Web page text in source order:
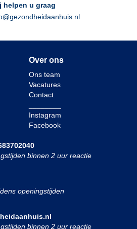
helpen u graag
Over ons
Ons team
Vacatures
Contact
Instagram
Facebook
binnen 2 uur reactie
openingstijden
binnen 2 uur reactie